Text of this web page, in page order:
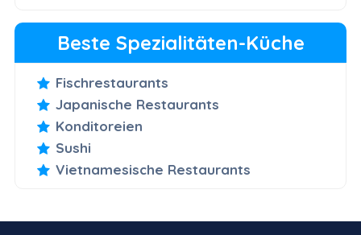
Beste Spezialitäten-Küche
Fischrestaurants
Japanische Restaurants
Konditoreien
Sushi
Vietnamesische Restaurants